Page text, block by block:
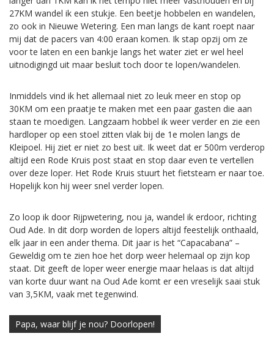
27KM wandel ik een stukje. Een beetje hobbelen en wandelen,
zo ook in Nieuwe Wetering. Een man langs de kant roept naar
mij dat de pacers van 4:00 eraan komen. Ik stap opzij om ze
voor te laten en een bankje langs het water ziet er wel heel
uitnodigingd uit maar besluit toch door te lopen/wandelen.
Inmiddels vind ik het allemaal niet zo leuk meer en stop op
30KM om een praatje te maken met een paar gasten die aan
staan te moedigen. Langzaam hobbel ik weer verder en zie een
hardloper op een stoel zitten vlak bij de 1e molen langs de
Kleipoel. Hij ziet er niet zo best uit. Ik weet dat er 500m verderop
altijd een Rode Kruis post staat en stop daar even te vertellen
over deze loper. Het Rode Kruis stuurt het fietsteam er naar toe.
Hopelijk kon hij weer snel verder lopen.
Zo loop ik door Rijpwetering, nou ja, wandel ik erdoor, richting
Oud Ade. In dit dorp worden de lopers altijd feestelijk onthaald,
elk jaar in een ander thema. Dit jaar is het “Capacabana” –
Geweldig om te zien hoe het dorp weer helemaal op zijn kop
staat. Dit geeft de loper weer energie maar helaas is dat altijd
van korte duur want na Oud Ade komt er een vreselijk saai stuk
van 3,5KM, vaak met tegenwind.
Papa, waar blijf je nou? Doorlopen!